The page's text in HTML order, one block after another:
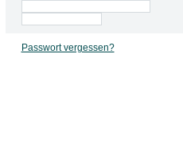
Passwort vergessen?